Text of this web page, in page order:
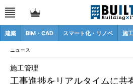
建築 BIM・CAD スマート化・リノベ 施
ニュース
工事進捗をリアルタイムに共
施工管理